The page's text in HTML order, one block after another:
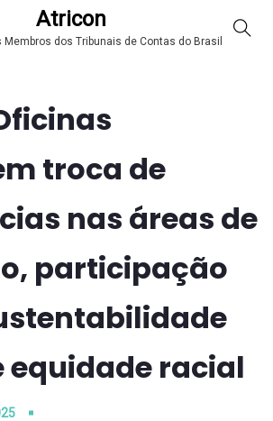
Atricon
dos Tribunais de Contas do Brasil
troca de
nas áreas de
participação
equidade racial